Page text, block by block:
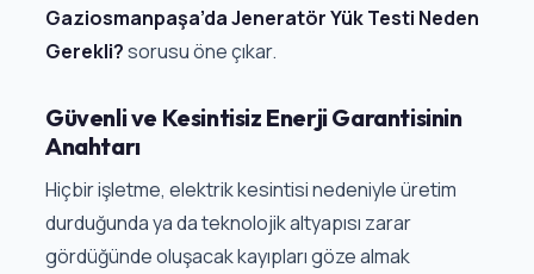
Gaziosmanpaşa’da Jeneratör Yük Testi Neden
Gerekli?sorusu öne çıkar.
Güvenli ve Kesintisiz Enerji Garantisinin
Anahtarı
Hiçbir işletme, elektrik kesintisi nedeniyle üretim
durduğunda ya da teknolojik altyapısı zarar
gördüğünde oluşacak kayıpları göze almak